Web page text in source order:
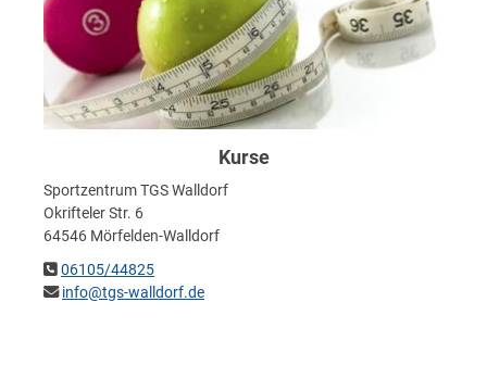
Kurse
Sportzentrum TGS Walldorf
Okrifteler Str. 6
64546 Mörfelden-Walldorf
06105/44825
info@tgs-walldorf.de